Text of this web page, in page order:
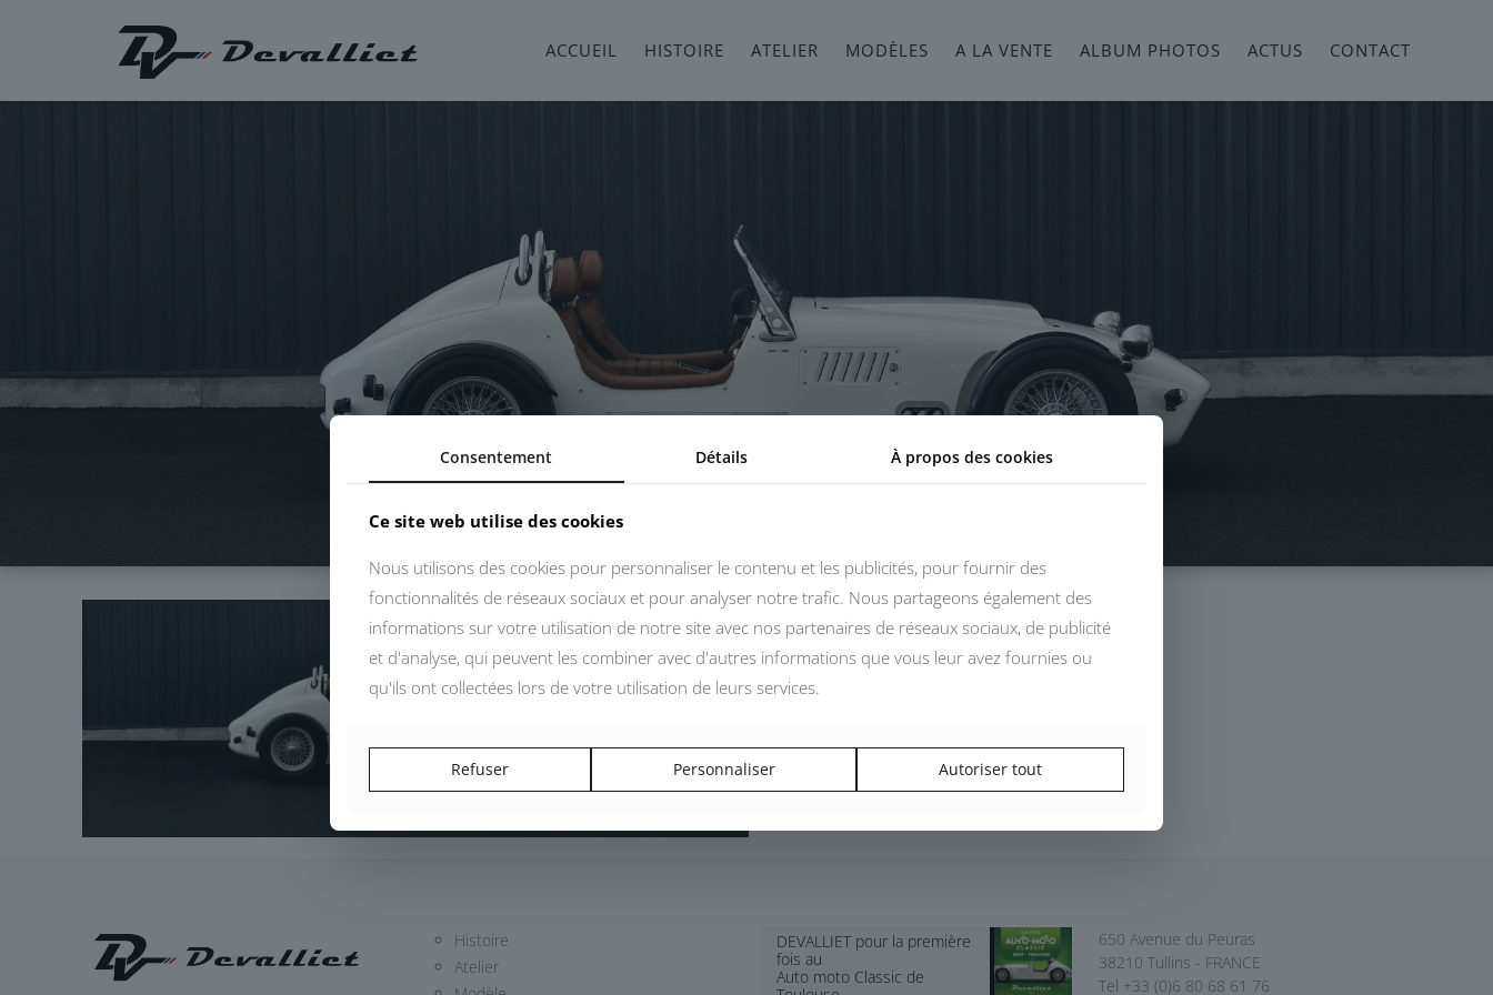
ACCUEIL HISTOIRE ATELIER MODÈLES A LA VENTE ALBUM PHOTOS ACTUS CONTACT
Histoire
Atelier
DEVALLIET pour la première
fois au
Auto moto Classic de
650 Avenue du Peuras
38210 Tullins - FRANCE
Tel +33 (0)6 80 68 61 76
Consentement Détails À propos des cookies
Ce site web utilise des cookies
Nous utilisons des cookies pour personnaliser le contenu et les publicités, pour fournir des
fonctionnalités de réseaux sociaux et pour analyser notre trafic. Nous partageons également des
informations sur votre utilisation de notre site avec nos partenaires de réseaux sociaux, de publicité
et d'analyse, qui peuvent les combiner avec d'autres informations que vous leur avez fournies ou
qu'ils ont collectées lors de votre utilisation de leurs services.
Refuser Personnaliser Autoriser tout